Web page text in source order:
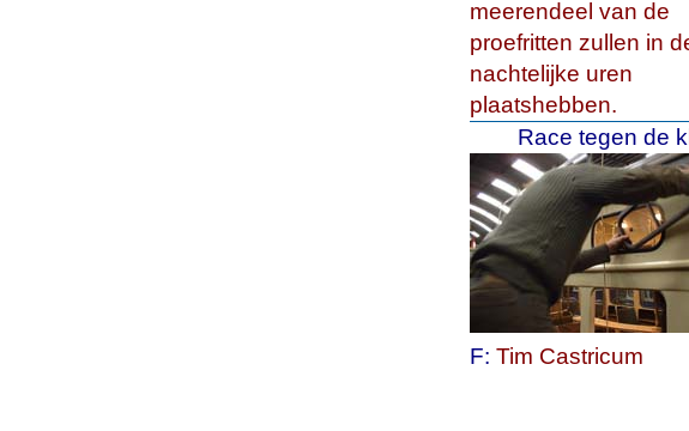
meerendeel van de
proefritten zullen in
nachtelijke uren
plaatshebben.
Race tegen de
F: Tim Castricum